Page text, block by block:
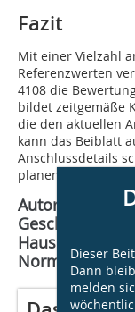
Fazit
Mit einer Vielzahl
Referenzwerten
4108 die
bildet zeitgemäße
die den aktuellen
kann das Beiblatt
Anschlussdetails
planen.
Autor: Dipl.-
Hauser GmbH
Dieser
Dann
melden